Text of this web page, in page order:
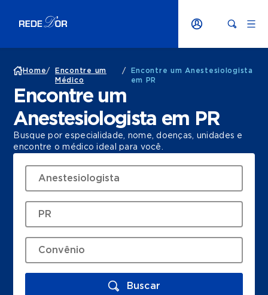
Home/
Encontre um
Médico
/
Encontre um Anestesiologista
em PR
Encontre um
Anestesiologista em PR
Busque por especialidade, nome, doenças, unidades e
encontre o médico ideal para você.
Buscar